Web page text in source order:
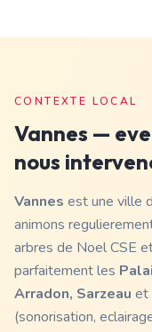
CONTEXTE LOCAL
Vannes —
nous
Vannes est une ville
animons
arbres de Noel CSE
parfaitement les
Arradon, Sarzeau et
(sonorisation,